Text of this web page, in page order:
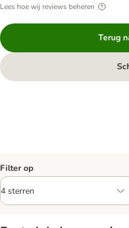
Lees hoe wij reviews beheren
Terug
Filter op